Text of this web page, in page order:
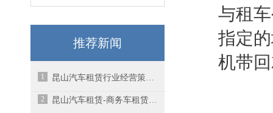
推荐新闻
1 昆山汽车租赁行业经营策略有哪些呢？
2 昆山汽车租赁-商务车租赁时应该注意些什么？
与租
指定
机带